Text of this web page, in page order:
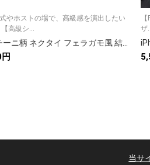
式やホストの場で、高級感を演出したい
方へ】 【高級シ...
ザ...
当サ